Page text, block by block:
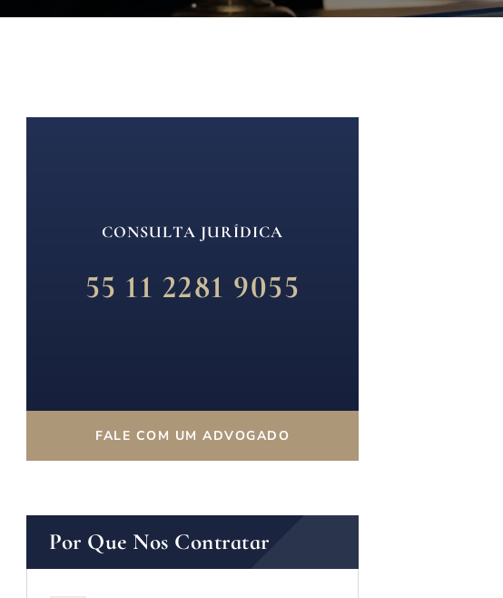
CONSULTA JURÍDICA
55 11 2281 9055
FALE COM UM ADVOGADO
Por Que Nos Contratar